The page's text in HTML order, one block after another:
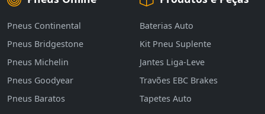
Pneus Continental
Pneus Bridgestone
Pneus Michelin
Pneus Goodyear
Pneus Baratos
Baterias Auto
Kit Pneu Suplente
Jantes Liga-Leve
Travões EBC Brakes
Tapetes Auto